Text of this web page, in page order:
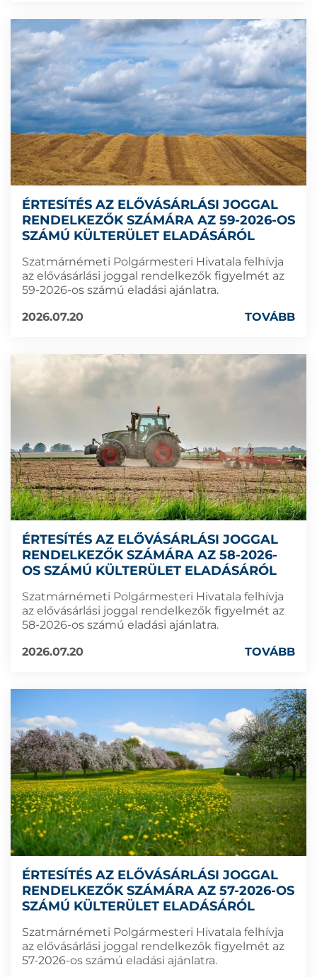
ÉRTESÍTÉS AZ ELŐVÁSÁRLÁSI JOGGAL
RENDELKEZŐK SZÁMÁRA AZ 59-2026-OS
SZÁMÚ KÜLTERÜLET ELADÁSÁRÓL
Szatmárnémeti Polgármesteri Hivatala felhívja
az elővásárlási joggal rendelkezők figyelmét az
59-2026-os számú eladási ajánlatra.
2026.07.20
TOVÁBB
ÉRTESÍTÉS AZ ELŐVÁSÁRLÁSI JOGGAL
RENDELKEZŐK SZÁMÁRA AZ 58-2026-
OS SZÁMÚ KÜLTERÜLET ELADÁSÁRÓL
Szatmárnémeti Polgármesteri Hivatala felhívja
az elővásárlási joggal rendelkezők figyelmét az
58-2026-os számú eladási ajánlatra.
2026.07.20
TOVÁBB
ÉRTESÍTÉS AZ ELŐVÁSÁRLÁSI JOGGAL
RENDELKEZŐK SZÁMÁRA AZ 57-2026-OS
SZÁMÚ KÜLTERÜLET ELADÁSÁRÓL
Szatmárnémeti Polgármesteri Hivatala felhívja
az elővásárlási joggal rendelkezők figyelmét az
57-2026-os számú eladási ajánlatra.